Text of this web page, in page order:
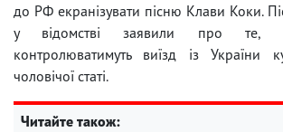
до РФ екранізувати пісню Клави Коки.
у відомстві заявили про те,
контролюватимуть виїзд із України
чоловічої статі.
Читайте також: